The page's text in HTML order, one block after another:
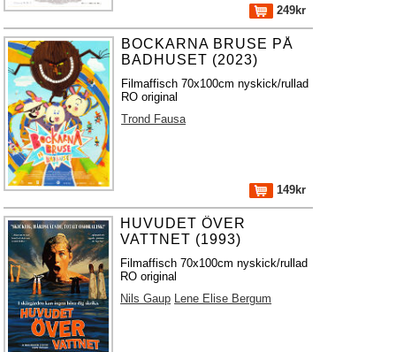
249kr
BOCKARNA BRUSE PÅ
BADHUSET (2023)
Filmaffisch 70x100cm nyskick/rullad
RO original
Trond Fausa
149kr
HUVUDET ÖVER
VATTNET (1993)
Filmaffisch 70x100cm nyskick/rullad
RO original
Nils Gaup Lene Elise Bergum